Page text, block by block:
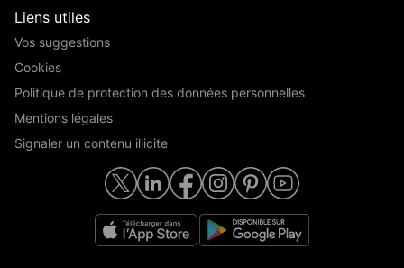
Liens utiles
Vos suggestions
Cookies
Politique de protection des données personnelles
Mentions légales
Signaler un contenu illicite